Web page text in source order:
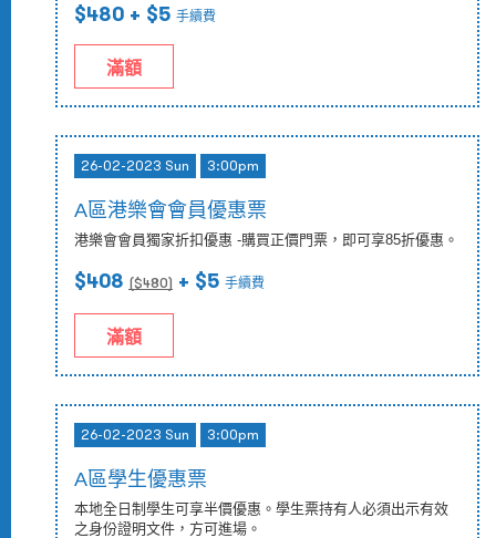
$480 + $5 手續費
滿額
26-02-2023 Sun 3:00pm
A區港樂會會員優惠票
港樂會會員獨家折扣優惠 -購買正價門票，即可享85折優惠。
$408 ($480) + $5 手續費
滿額
26-02-2023 Sun 3:00pm
A區學生優惠票
本地全日制學生可享半價優惠。學生票持有人必須出示有效
之身份證明文件，方可進場。